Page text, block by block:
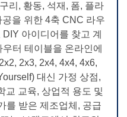
리, 황동, 석재, 폼, 플라
을 위한 4축 CNC 라우
아이디어를 찾고 계
터 테이블을 온라인에
2x3, 2x4, 4x4, 4x6,
대신 가정 상점,
교 교육, 상업적 용도 및
를 받은 제조업체, 공급